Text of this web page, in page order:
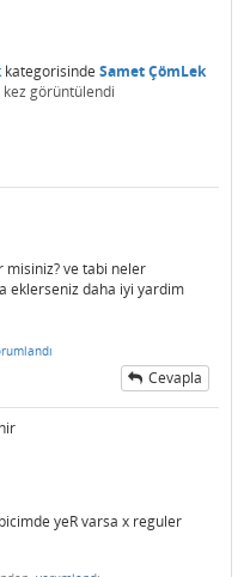
kategorisinde Samet ÇömLek
kez görüntülendi
ve tabi neler
eklerseniz daha iyi yardim
Cevapla
yeR varsa x reguler